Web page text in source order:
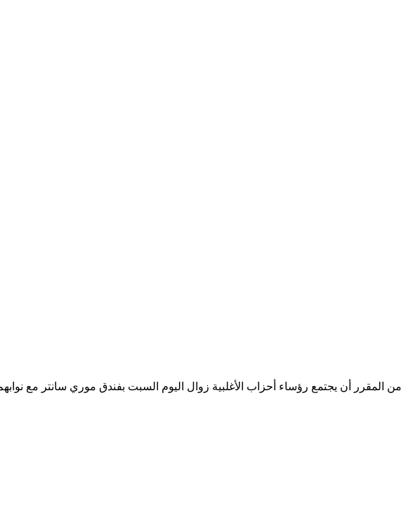
من المقرر أن يجتمع رؤساء أحزاب الأغلبية زوال اليوم السبت بفندق موري سانتر مع